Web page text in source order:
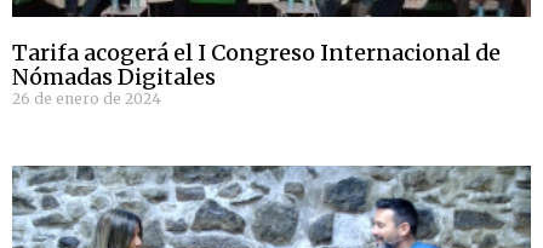
Tarifa acogerá el I Congreso Internacional de
Nómadas Digitales
26 de enero de 2024